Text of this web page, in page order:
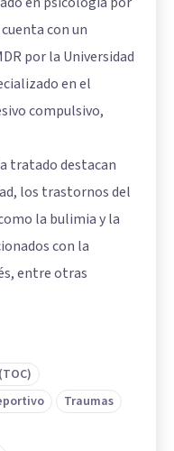
con un
por la Universidad
en el
compulsivo,
tratado destacan
los trastornos del
la bulimia y la
con la
entre otras
Traumas